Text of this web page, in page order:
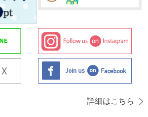
詳細はこちら